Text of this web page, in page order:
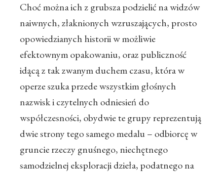
Choć można ich z grubsza podzielić na widzów
naiwnych, złaknionych wzruszających, prosto
opowiedzianych historii w możliwie
efektownym opakowaniu, oraz publiczność
idącą z tak zwanym duchem czasu, która w
operze szuka przede wszystkim głośnych
nazwisk i czytelnych odniesień do
współczesności, obydwie te grupy reprezentują
dwie strony tego samego medalu – odbiorcę w
gruncie rzeczy gnuśnego, niechętnego
samodzielnej eksploracji dzieła, podatnego na